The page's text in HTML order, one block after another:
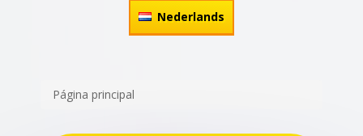
Nederlands
Página principal